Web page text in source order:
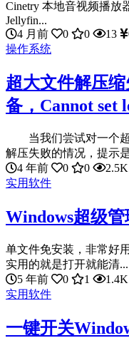
Cinetry 本地音视频播放
Jellyfin...
4 月前
0 0 13
操作系统
超大文件解压
备，Cannot set
当我们尝试对一个超
解压失败的情况，提示
4 年前
0 0
2.5K
实用软件
Windows超级管
单文件免安装，非常好
实用的就是打开就能清...
5 年前
0 1
1.4K
实用软件
一键开关